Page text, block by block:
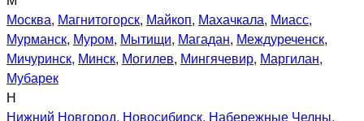
Москва, Магнитогорск, Майкоп, Махачкала, Миасс,
Мурманск, Муром, Мытищи, Магадан, Междуреченск,
Мичуринск, Минск, Могилев, Мингячевир, Маргилан,
Мубарек
Н
Нижний Новгород, Новосибирск, Набережные Челны,